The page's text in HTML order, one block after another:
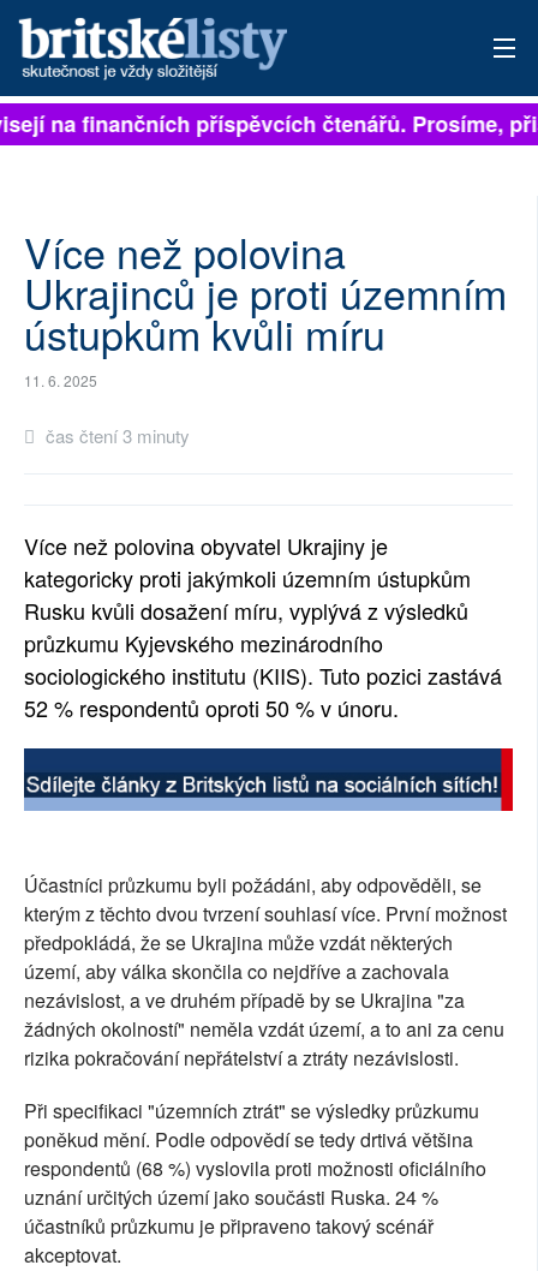
PŘIHLÁSIT
ARCHIV
ROZHOVORY
TÉMATA
SOCIÁLNÍ SÍTĚ
RUBRIKY
PLNÁ VERZE STRÁNEK
na finančních příspěvcích čtenářů. Prosíme,
Více než polovina
Ukrajinců je proti územním
ústupkům kvůli míru
11. 6. 2025
čas čtení 3 minuty
Více než polovina obyvatel Ukrajiny je
kategoricky proti jakýmkoli územním ústupkům
Rusku kvůli dosažení míru, vyplývá z výsledků
průzkumu Kyjevského mezinárodního
sociologického institutu (KIIS). Tuto pozici zastává
52 % respondentů oproti 50 % v únoru.
Účastníci průzkumu byli požádáni, aby odpověděli, se
kterým z těchto dvou tvrzení souhlasí více. První možnost
předpokládá, že se Ukrajina může vzdát některých
území, aby válka skončila co nejdříve a zachovala
nezávislost, a ve druhém případě by se Ukrajina "za
žádných okolností" neměla vzdát území, a to ani za cenu
rizika pokračování nepřátelství a ztráty nezávislosti.
Při specifikaci "územních ztrát" se výsledky průzkumu
poněkud mění. Podle odpovědí se tedy drtivá většina
respondentů (68 %) vyslovila proti možnosti oficiálního
uznání určitých území jako součásti Ruska. 24 %
účastníků průzkumu je připraveno takový scénář
akceptovat.